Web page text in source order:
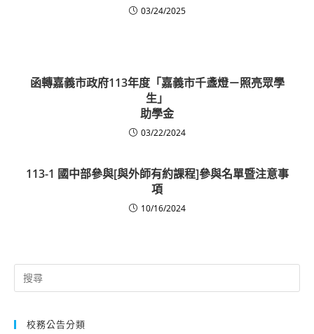
03/24/2025
函轉嘉義市政府113年度「嘉義市千盞燈－照亮眾學
生」
助學金
03/22/2024
113-1 國中部參與[與外師有約課程]參與名單暨注意事
項
10/16/2024
Search
for:
校務公告分類